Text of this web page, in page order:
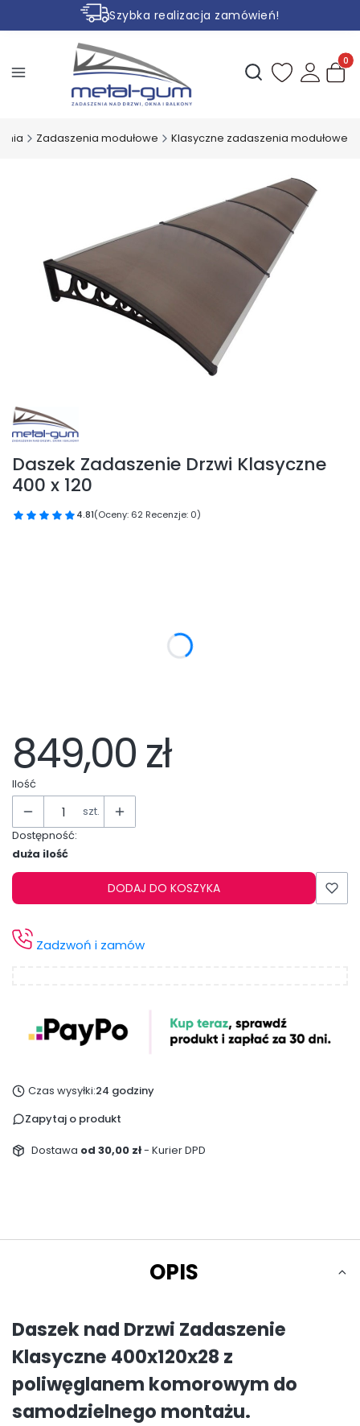
Szybka realizacja zamówień!
Otwórz
Zadaszenia modułowe Klasyczne zadaszenia modułowe
Daszek Zadaszenie Drzwi Klasyczne
400 x 120
4.81(Oceny: 62 Recenzje: 0)
Przejdź do sekcji Opinie
849,00 zł
Ilość
szt.
Dostępność:
duża ilość
DODAJ DO KOSZYKA
Zadzwoń i zamów
Czas wysyłki:24 godziny
Zapytaj o produkt
Dostawa od 30,00 zł- Kurier DPD
OPIS
Daszek nad Drzwi Zadaszenie
Klasyczne 400x120x28 z
poliwęglanem komorowym do
samodzielnego montażu.